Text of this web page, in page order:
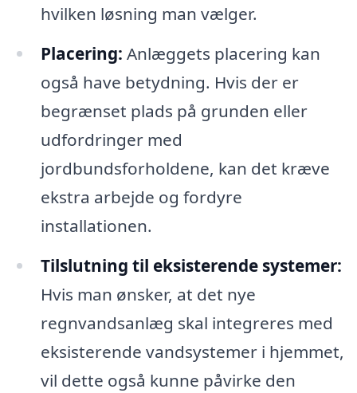
hvilken løsning man vælger.
Placering: Anlæggets placering kan
også have betydning. Hvis der er
begrænset plads på grunden eller
udfordringer med
jordbundsforholdene, kan det kræve
ekstra arbejde og fordyre
installationen.
Tilslutning til eksisterende systemer:
Hvis man ønsker, at det nye
regnvandsanlæg skal integreres med
eksisterende vandsystemer i hjemmet,
vil dette også kunne påvirke den